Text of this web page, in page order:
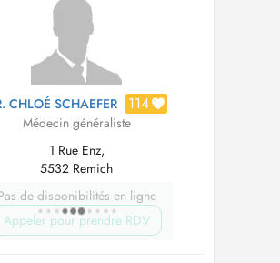
CHLOÉ SCHAEFER 114
Médecin généraliste
1 Rue Enz,
5532 Remich
de disponibilités en ligne
Appeler pour prendre RDV